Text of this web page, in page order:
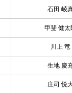
石田 崚
甲斐 健太
川上 竜
生地 慶
庄司 悦